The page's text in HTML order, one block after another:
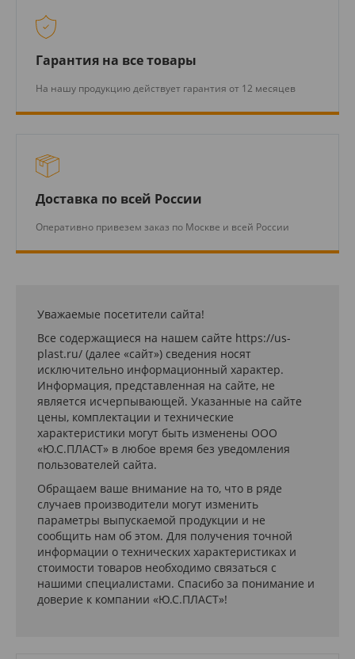
Гарантия на все товары
На нашу продукцию действует гарантия от 12 месяцев
Доставка по всей России
Оперативно привезем заказ по Москве и всей России
Уважаемые посетители сайта!
Все содержащиеся на нашем сайте https://us-
plast.ru/ (далее «сайт») сведения носят
исключительно информационный характер.
Информация, представленная на сайте, не
является исчерпывающей. Указанные на сайте
цены, комплектации и технические
характеристики могут быть изменены ООО
«Ю.С.ПЛАСТ» в любое время без уведомления
пользователей сайта.
Обращаем ваше внимание на то, что в ряде
случаев производители могут изменить
параметры выпускаемой продукции и не
сообщить нам об этом. Для получения точной
информации о технических характеристиках и
стоимости товаров необходимо связаться с
нашими специалистами. Спасибо за понимание и
доверие к компании «Ю.С.ПЛАСТ»!